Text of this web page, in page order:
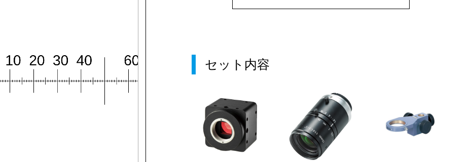
セット内容